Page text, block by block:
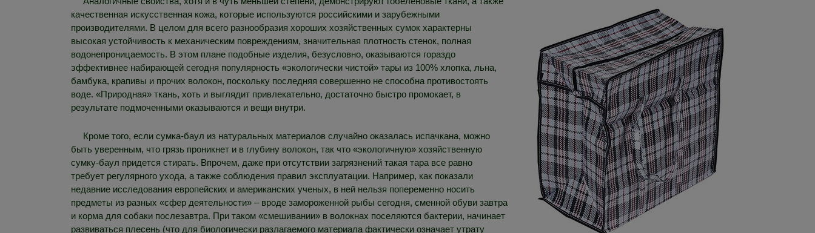
качественная искусственная кожа, которые используются российскими и зарубежными
производителями. В целом для всего разнообразия хороших хозяйственных сумок характерны
высокая устойчивость к механическим повреждениям, значительная плотность стенок, полная
водонепроницаемость. В этом плане подобные изделия, безусловно, оказываются гораздо
эффективнее набирающей сегодня популярность «экологически чистой» тары из 100% хлопка, льна,
бамбука, крапивы и прочих волокон, поскольку последняя совершенно не способна противостоять
воде. «Природная» ткань, хоть и выглядит привлекательно, достаточно быстро промокает, в
результате подмоченными оказываются и вещи внутри.
Кроме того, если сумка-баул из натуральных материалов случайно оказалась испачкана, можно
быть уверенным, что грязь проникнет и в глубину волокон, так что «экологичную» хозяйственную
сумку-баул придется стирать. Впрочем, даже при отсутствии загрязнений такая тара все равно
требует регулярного ухода, а также соблюдения правил эксплуатации. Например, как показали
недавние исследования европейских и американских ученых, в ней нельзя попеременно носить
предметы из разных «сфер деятельности» – вроде замороженной рыбы сегодня, сменной обуви завтра
и корма для собаки послезавтра. При таком «смешивании» в волокнах поселяются бактерии, начинает
развиваться плесень (что для биологически разлагаемого материала фактически означает утрату